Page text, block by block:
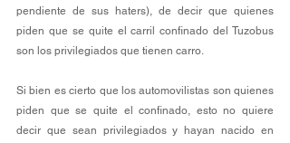
pendiente de sus haters), de decir que quienes
piden que se quite el carril confinado del Tuzobus
son los privilegiados que tienen carro.
Si bien es cierto que los automovilistas son quienes
piden que se quite el confinado, esto no quiere
decir que sean privilegiados y hayan nacido en